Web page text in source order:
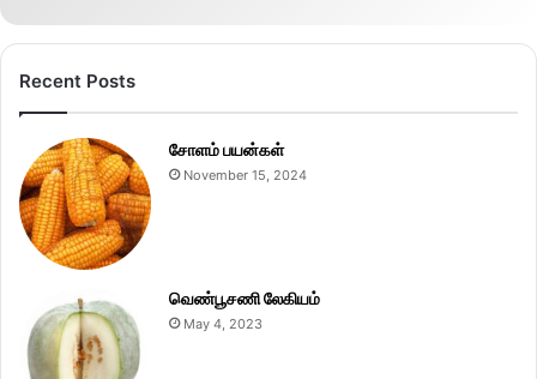
Recent Posts
சோளம் பயன்கள்
November 15, 2024
வெண்பூசணி லேகியம்
May 4, 2023